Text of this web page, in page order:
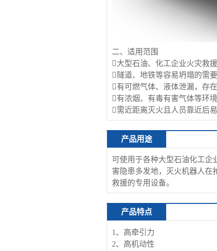
二、适用范围
大型石油、化工企业火灾救援
隧道、地铁等容易坍塌的需
有可燃气体、液体泄漏，存
有浓烟、有毒有害气体等环
需近距离灭火且人员靠近后
产品用途
可使用于各种大型石油化工企
害隐患多发地，灭火机器人在
救援的专用设备。
产品特点
1、高牵引力
2、高机动性